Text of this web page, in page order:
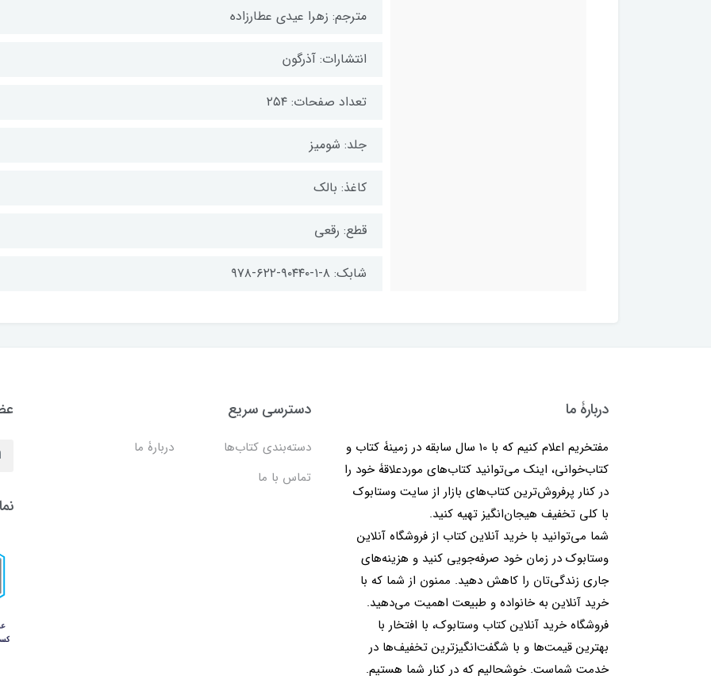
مترجم: زهرا عیدی عطارزاده
انتشارات: آذرگون
تعداد صفحات: ۲۵۴
جلد: شومیز
کاغذ: بالک
قطع: رقعی
شابک: ۸-۱-۹۰۴۴۰-۶۲۲-۹۷۸
دربارۀ ما
مفتخریم اعلام کنیم که با 10 سال سابقه در زمینۀ کتاب و
کتاب‌خوانی، اینک می‌توانید کتاب‌های موردعلاقۀ خود را
در کنار پرفروش‌ترین کتاب‌های بازار از سایت وستابوک
با کلی تخفیف هیجان‌انگیز تهیه کنید.
شما می‌توانید با خرید آنلاین کتاب از فروشگاه آنلاین
وستابوک در زمان خود صرفه‌جویی کنید و هزینه‌های
جاری زندگی‌تان را کاهش دهید. ممنون از شما که با
خرید آنلاین به خانواده و طبیعت اهمیت می‌دهید.
فروشگاه خرید آنلاین کتاب وستابوک، با افتخار با
بهترین قیمت‌ها و با شگفت‌انگیزترین تخفیف‌ها در
خدمت شماست. خوشحالیم که در کنار شما هستیم.
دسترسی سریع
دسته‌بندی کتاب‌ها
دربارۀ ما
تماس با ما